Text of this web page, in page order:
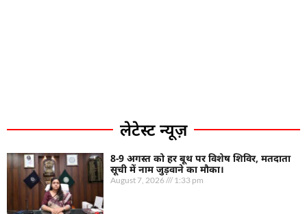
लेटेस्ट न्यूज़
8-9 अगस्त को हर बूथ पर विशेष शिविर, मतदाता
सूची में नाम जुड़वाने का मौका।
August 7, 2026 1:33 pm